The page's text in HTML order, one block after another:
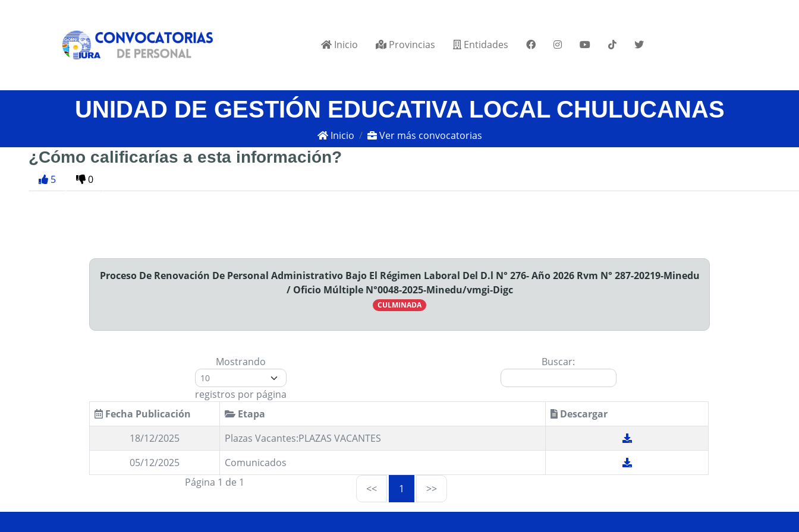
Inicio Provincias Entidades
UNIDAD DE GESTIÓN EDUCATIVA LOCAL CHULUCANAS
Inicio Ver más convocatorias
¿Cómo calificarías a esta información?
5 0
Proceso De Renovación De Personal Administrativo Bajo El Régimen Laboral Del D.l N° 276- Año 2026 Rvm N° 287-20219-Minedu
/ Oficio Múltiple N°0048-2025-Minedu/vmgi-Digc
CULMINADA
Mostrando
registros por página
Buscar:
Fecha Publicación Etapa
Descargar
18/12/2025
Plazas Vacantes:PLAZAS VACANTES
05/12/2025
Comunicados
Página 1 de 1
<< 1 >>